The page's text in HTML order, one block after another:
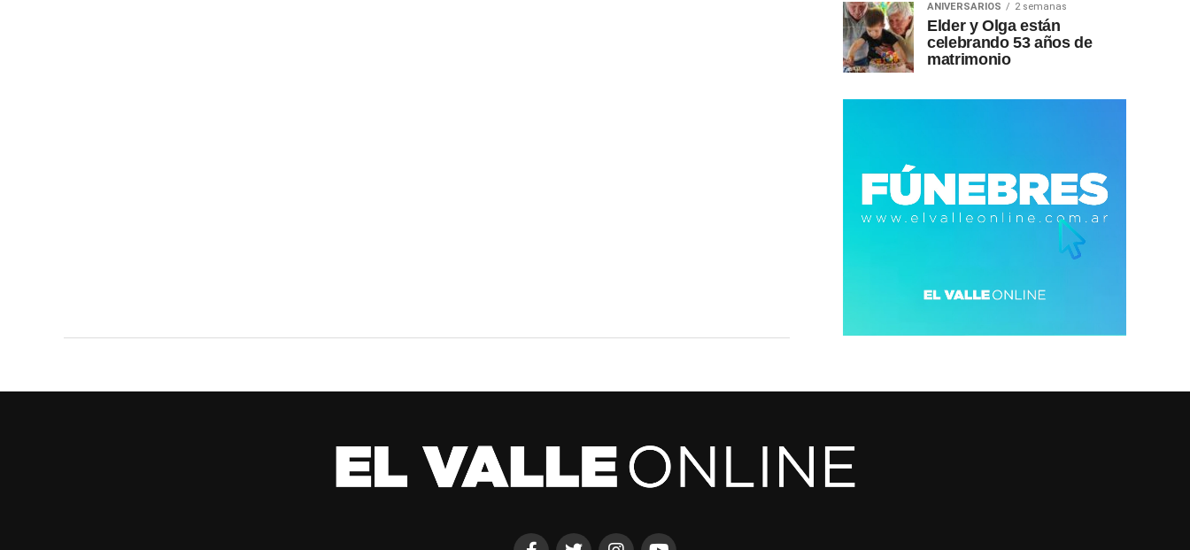
ANIVERSARIOS 2 semanas
Elder y Olga están
celebrando 53 años de
matrimonio